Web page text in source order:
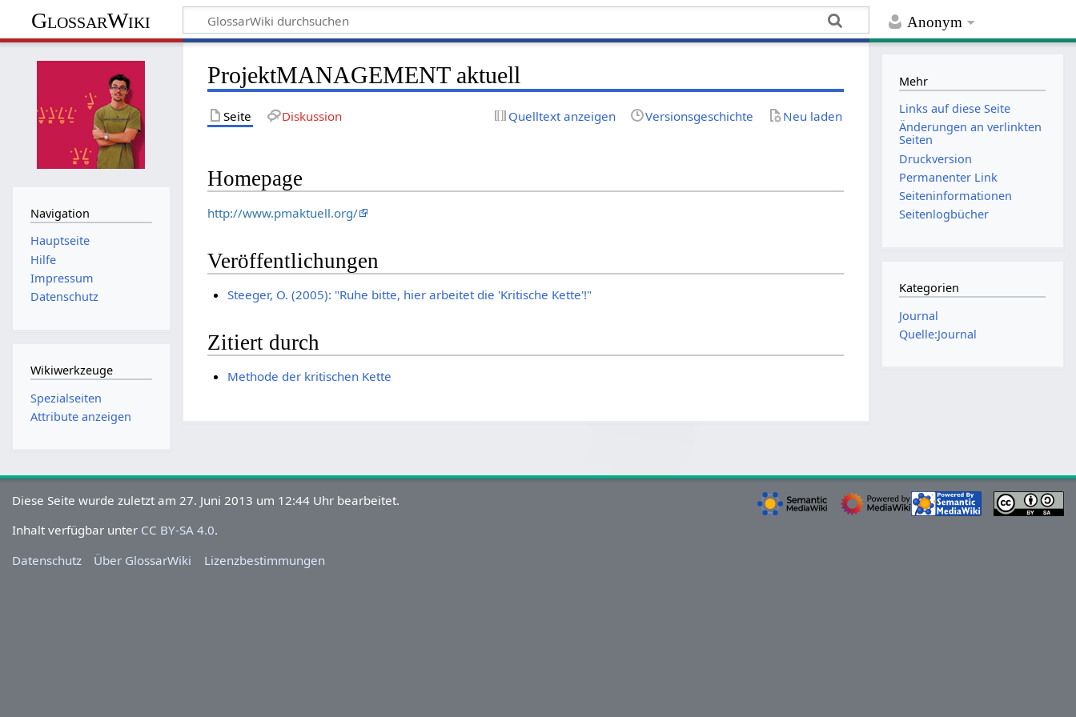
Anonym
GlossarWiki
ProjektMANAGEMENT aktuell
Seite Diskussion Quelltext anzeigen Versionsgeschichte Neu laden
Homepage
http://www.pmaktuell.org/
Veröffentlichungen
Steeger, O. (2005): "Ruhe bitte, hier arbeitet die 'Kritische Kette'!"
Zitiert durch
Methode der kritischen Kette
Navigation
Hauptseite
Hilfe
Impressum
Datenschutz
Wikiwerkzeuge
Spezialseiten
Attribute anzeigen
Mehr
Links auf diese Seite
Änderungen an verlinkten
Seiten
Druckversion
Permanenter Link
Seiten­­informationen
Seitenlogbücher
Kategorien
Journal
Quelle:Journal
Diese Seite wurde zuletzt am 27. Juni 2013 um 12:44 Uhr bearbeitet.
Inhalt verfügbar unter CC BY-SA 4.0.
Datenschutz
Über GlossarWiki Lizenzbestimmungen